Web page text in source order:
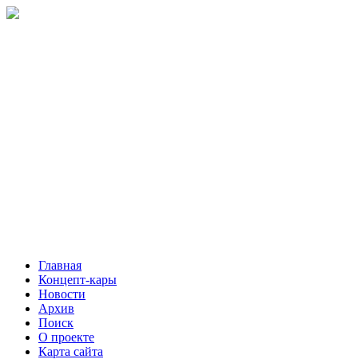
Главная
Концепт-кары
Новости
Архив
Поиск
О проекте
Карта сайта